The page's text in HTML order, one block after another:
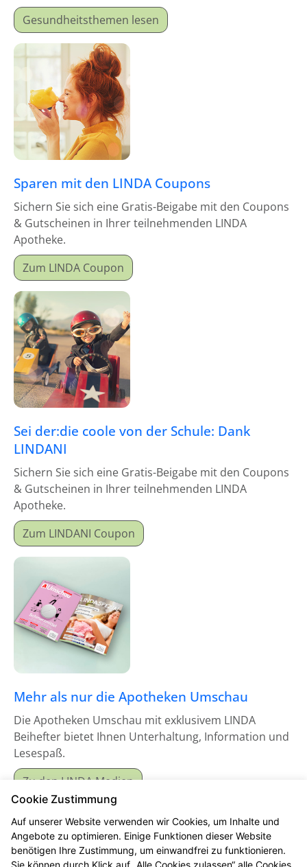
sich schlau!
Gesundheitsthemen lesen
Sparen mit den LINDA Coupons
Sichern Sie sich eine Gratis-Beigabe mit den Coupons
& Gutscheinen in Ihrer teilnehmenden LINDA
Apotheke.
Zum LINDA Coupon
Sei der:die coole von der Schule: Dank
LINDANI
Sichern Sie sich eine Gratis-Beigabe mit den Coupons
& Gutscheinen in Ihrer teilnehmenden LINDA
Apotheke.
Zum LINDANI Coupon
Mehr als nur die Apotheken Umschau
Die Apotheken Umschau mit exklusivem LINDA
Beihefter bietet Ihnen Unterhaltung, Information und
Lesespaß.
Zu den LINDA Medien
Cookie Zustimmung
Auf unserer Website verwenden wir Cookies, um Inhalte und
Angebote zu optimieren. Einige Funktionen dieser Website
benötigen Ihre Zustimmung, um einwandfrei zu funktionieren.
Sie können durch Klick auf „Alle Cookies zulassen“ alle Cookies